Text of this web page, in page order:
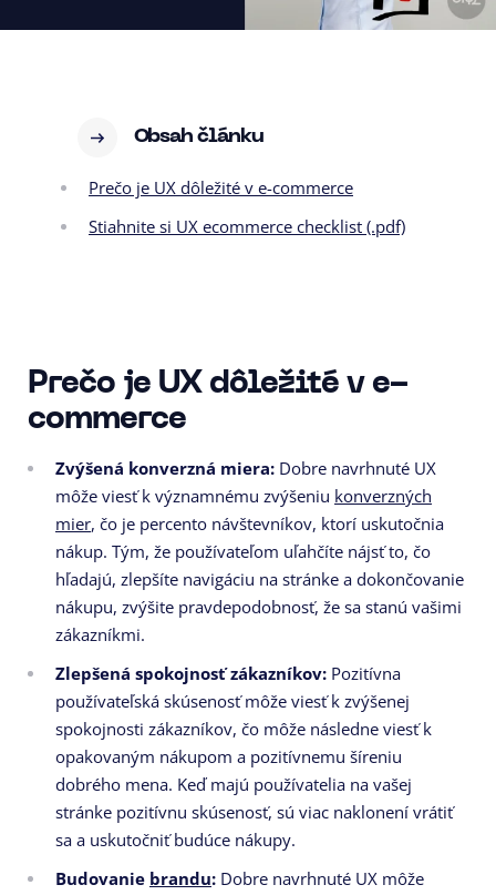
Prečo je UX dôležité v e-
commerce
Zvýšená konverzná miera: Dobre navrhnuté UX
môže viesť k významnému zvýšeniu konverzných
mier, čo je percento návštevníkov, ktorí uskutočnia
nákup. Tým, že používateľom uľahčíte nájsť to, čo
hľadajú, zlepšíte navigáciu na stránke a dokončovanie
nákupu, zvýšite pravdepodobnosť, že sa stanú vašimi
zákazníkmi.
Zlepšená spokojnosť zákazníkov: Pozitívna
používateľská skúsenosť môže viesť k zvýšenej
spokojnosti zákazníkov, čo môže následne viesť k
opakovaným nákupom a pozitívnemu šíreniu
dobrého mena. Keď majú používatelia na vašej
stránke pozitívnu skúsenosť, sú viac naklonení vrátiť
sa a uskutočniť budúce nákupy.
Budovanie brandu: Dobre navrhnuté UX môže
Obsah článku
Prečo je UX dôležité v e-commerce
Stiahnite si UX ecommerce checklist (.pdf)